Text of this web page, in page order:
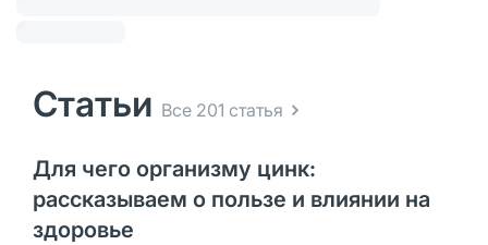
Статьи Все 201 статья
Для чего организму цинк:
рассказываем о пользе и влиянии на
здоровье